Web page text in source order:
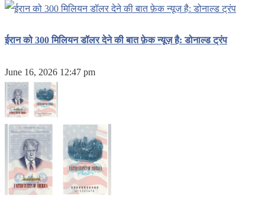
ईरान को 300 मिलियन डॉलर देने की बात फ़ेक न्यूज़ है: डोनाल्ड ट्रंप
June 16, 2026 12:47 pm